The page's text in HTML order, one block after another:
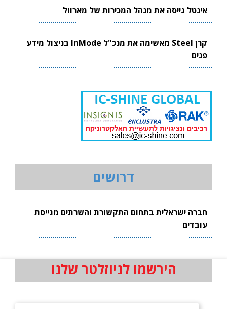
אינטל גייסה את מנהל המכירות של מארוול
קרן Steel מאשימה את מנכ"ל InMode בניצול מידע
פנים
דרושים
חברה ישראלית בתחום התקשורת והשרתים מגייסת
עובדים
הירשמו לניוזלטר שלנו